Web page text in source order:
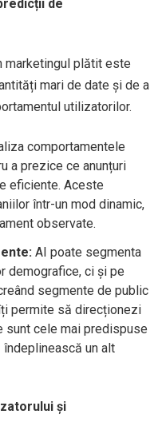
de
marketingul plătit este
mari de date și de a
utilizatorilor.
comportamentele
a prezice ce anunțuri
eficiente. Aceste
într-un mod dinamic,
observate.
AI poate segmenta
demografice, ci și pe
segmente de public
permite să direcționezi
sunt cele mai predispuse
un alt
și